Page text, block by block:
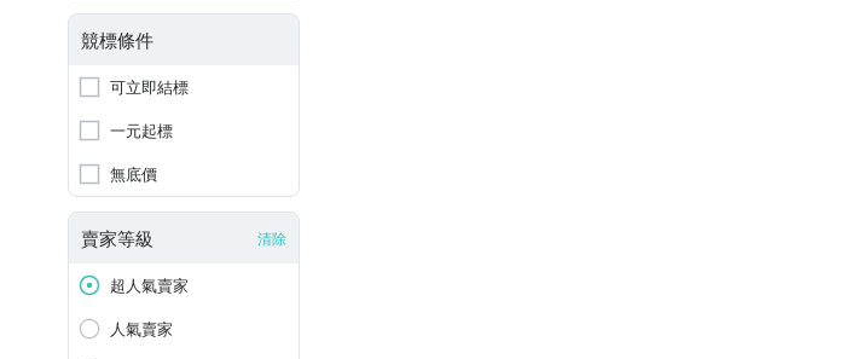
競標條件
可立即結標
一元起標
無底價
賣家等級 清除
超人氣賣家
人氣賣家